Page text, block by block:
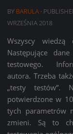
BY BARULA ·
WRZEŚNIA 2018
Wszyscy
Następujące
testowego.
autora. Trzeba
„testy testów”.
potwierdzone w
tych parametrów
zmieni. Są to